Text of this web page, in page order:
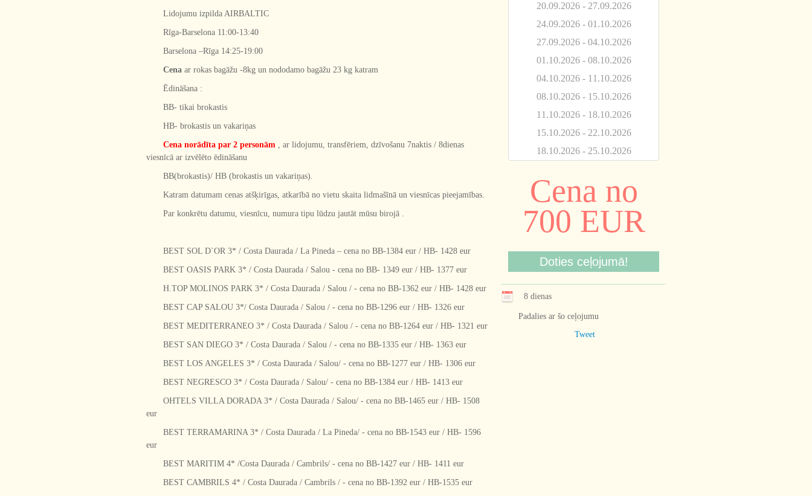
Lidojumu izpilda AIRBALTIC
Rīga-Barselona 11:00-13:40
Barselona –Rīga 14:25-19:00
Cenaar rokas bagāžu -8kg un nododamo bagāžu 23 kg katram
Ēdināšana :
BB- tikai brokastis
HB- brokastis un vakariņas
Cena norādīta par 2 personām , ar lidojumu, transfēriem, dzīvošanu 7naktis / 8dienas
viesnīcā ar izvēlēto ēdināšanu
BB(brokastis)/ HB (brokastis un vakariņas).
Katram datumam cenas atšķirīgas, atkarībā no vietu skaita lidmašīnā un viesnīcas pieejamības.
Par konkrētu datumu, viesnīcu, numura tipu lūdzu jautāt mūsu birojā .
BEST SOL D`OR 3* / Costa Daurada / La Pineda – cena no BB-1384 eur / HB- 1428 eur
BEST OASIS PARK 3* / Costa Daurada / Salou - cena no BB- 1349 eur / HB- 1377 eur
H.TOP MOLINOS PARK 3* / Costa Daurada / Salou / - cena no BB-1362 eur / HB- 1428 eur
BEST CAP SALOU 3*/ Costa Daurada / Salou / - cena no BB-1296 eur / HB- 1326 eur
BEST MEDITERRANEO 3* / Costa Daurada / Salou / - cena no BB-1264 eur / HB- 1321 eur
BEST SAN DIEGO 3* / Costa Daurada / Salou / - cena no BB-1335 eur / HB- 1363 eur
BEST LOS ANGELES 3* / Costa Daurada / Salou/ - cena no BB-1277 eur / HB- 1306 eur
BEST NEGRESCO 3* / Costa Daurada / Salou/ - cena no BB-1384 eur / HB- 1413 eur
OHTELS VILLA DORADA 3* / Costa Daurada / Salou/ - cena no BB-1465 eur / HB- 1508
eur
BEST TERRAMARINA 3* / Costa Daurada / La Pineda/ - cena no BB-1543 eur / HB- 1596
eur
BEST MARITIM 4* /Costa Daurada / Cambrils/ - cena no BB-1427 eur / HB- 1411 eur
BEST CAMBRILS 4* / Costa Daurada / Cambrils / - cena no BB-1392 eur / HB-1535 eur
20.09.2026 - 27.09.2026
24.09.2026 - 01.10.2026
27.09.2026 - 04.10.2026
01.10.2026 - 08.10.2026
04.10.2026 - 11.10.2026
08.10.2026 - 15.10.2026
11.10.2026 - 18.10.2026
15.10.2026 - 22.10.2026
18.10.2026 - 25.10.2026
Cena no
700 EUR
Doties ceļojumā!
8 dienas
Padalies ar šo ceļojumu
Tweet